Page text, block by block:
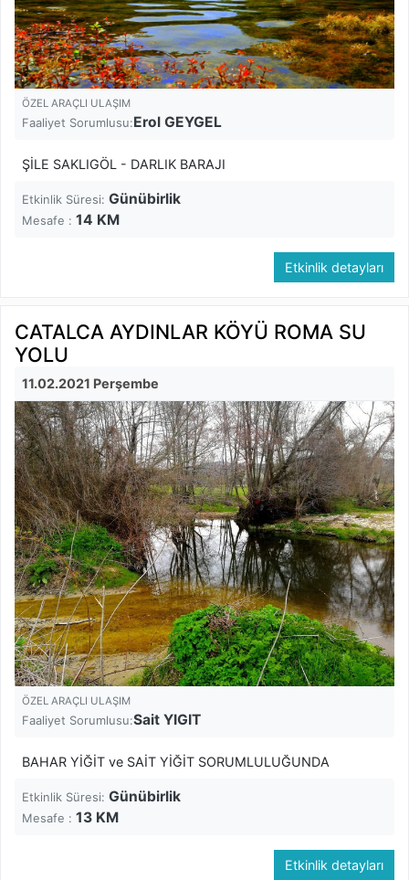
ÖZEL ARAÇLI ULAŞIM
Faaliyet Sorumlusu:Erol GEYGEL
ŞİLE SAKLIGÖL - DARLIK BARAJI
Etkinlik Süresi: Günübirlik
Mesafe : 14 KM
Etkinlik detayları
CATALCA AYDINLAR KÖYÜ ROMA SU
YOLU
11.02.2021 Perşembe
ÖZEL ARAÇLI ULAŞIM
Faaliyet Sorumlusu:Sait YIGIT
BAHAR YİĞİT ve SAİT YİĞİT SORUMLULUĞUNDA
Etkinlik Süresi: Günübirlik
Mesafe : 13 KM
Etkinlik detayları